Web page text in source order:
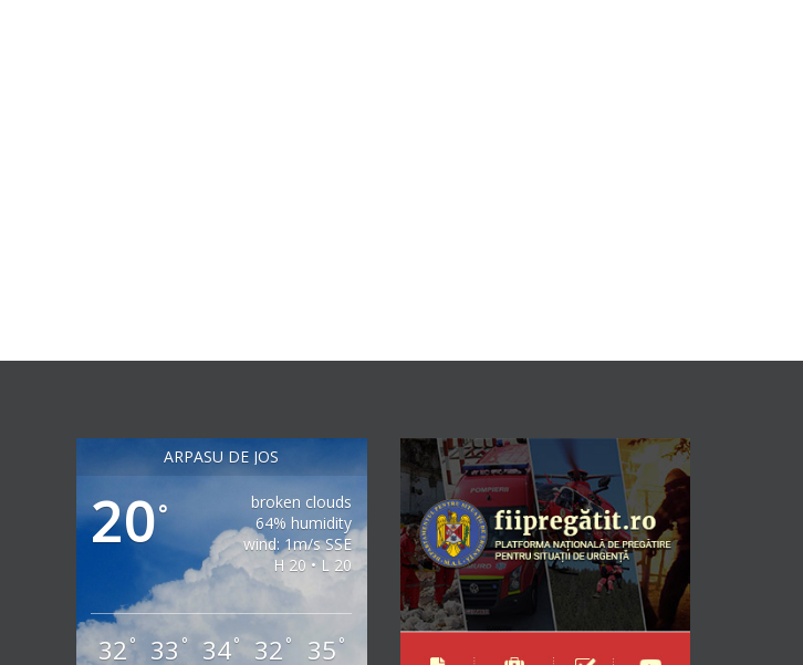
ARPASU DE JOS
20°
broken clouds
64% humidity
wind: 1m/s SSE
H 20 • L 20
32 ° 33 ° 34° 32 ° 35 °